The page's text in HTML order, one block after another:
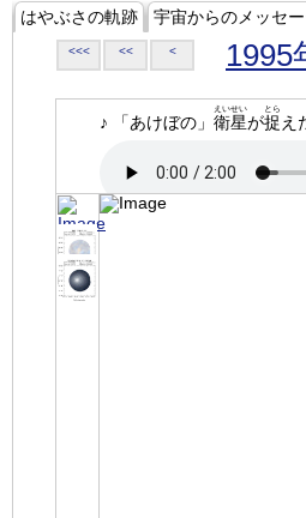
はやぶさの軌跡 宇宙からのメッセ
<<< << < 1995
♪ 「あけぼの」 衛星
えいせい
が捉
とら
え